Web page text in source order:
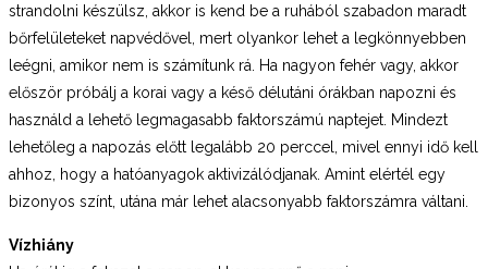
strandolni készülsz, akkor is kend be a ruhából szabadon maradt
bőrfelületeket napvédővel, mert olyankor lehet a legkönnyebben
leégni, amikor nem is számítunk rá. Ha nagyon fehér vagy, akkor
először próbálj a korai vagy a késő délutáni órákban napozni és
használd a lehető legmagasabb faktorszámú naptejet. Mindezt
lehetőleg a napozás előtt legalább 20 perccel, mivel ennyi idő kell
ahhoz, hogy a hatóanyagok aktivizálódjanak. Amint elértél egy
bizonyos színt, utána már lehet alacsonyabb faktorszámra váltani.
Vízhiány